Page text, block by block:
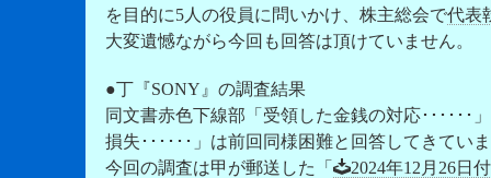
を目的に5人の役員に問いかけ、株主総会で代表
大変遺憾ながら今回も回答は頂けていません。
●丁『SONY』の調査結果
同文書赤色下線部「受領した金銭の対応･･････
損失･･････」は前回同様困難と回答してきてい
今回の調査は甲が郵送した「
2024年12月26日